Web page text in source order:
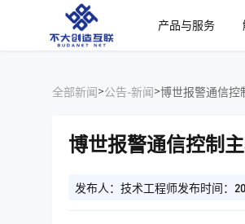
产品与服务
全部新闻>公告-新闻>博世报警通信控
博世报警通信控制
发布人：技术工程师发布时间：